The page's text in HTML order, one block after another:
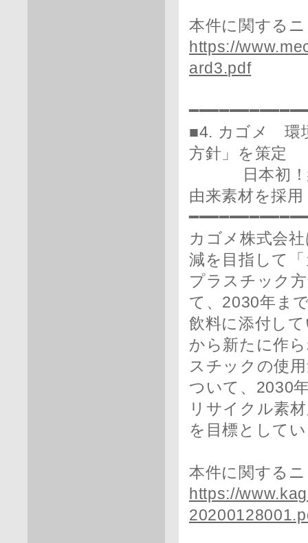
本件に関する
https://
ard3.pdf
■4. カゴメ 環
方針」を策定
日本初！紙
由来素材を採用
カゴメ株式会
減を目指して
プラスチック
て、2030年ま
飲料に添付し
から新たに作
スチックの使
ついて、2030
リサイクル素
を目標として
本件に関する
https://